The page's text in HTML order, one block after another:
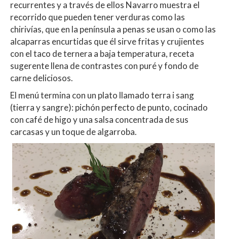
recurrentes y a través de ellos Navarro muestra el
recorrido que pueden tener verduras como las
chirivías, que en la península a penas se usan o como las
alcaparras encurtidas que él sirve fritas y crujientes
con el taco de ternera a baja temperatura, receta
sugerente llena de contrastes con puré y fondo de
carne deliciosos.
El menú termina con un plato llamado terra i sang
(tierra y sangre): pichón perfecto de punto, cocinado
con café de higo y una salsa concentrada de sus
carcasas y un toque de algarroba.